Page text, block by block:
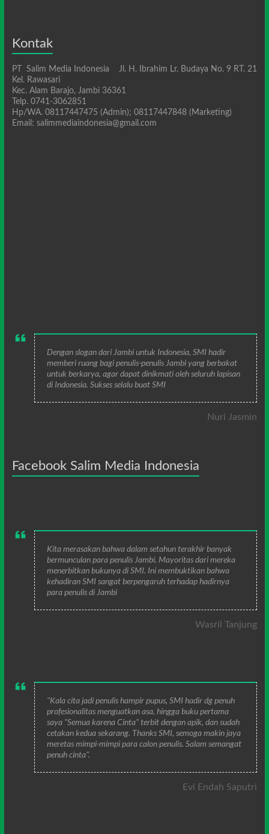
Kontak
PT Salim Media Indonesia Jl. H. Ibrahim Lr. Budaya No. 9 RT. 21
Kel. Rawasari
Kec. Alam Barajo, Jambi 36361
Telp. 0741-3062851
Hp/WA. 08117447475 (Admin); 08117447848 (Marketing)
Email: salimmediaindonesia@gmail.com
Dengan slogan dari Jambi untuk Indonesia, SMI hadir
memberi ruang bagi penulis-penulis Jambi yang berbakat
untuk berkarya, agar dapat dinikmati oleh seluruh lapisan
di Indonesia. Sukses selalu buat SMI
Nuri Jasmin
Facebook Salim Media Indonesia
Kita merasakan bahwa dalam setahun terakhir banyak
bermunculan para penulis Jambi. Mayoritas dari mereka
menerbitkan bukunya di SMI. Ini membuktikan bahwa
kehadiran SMI sangat berpengaruh terhadap hadirnya
para penulis di Jambi
Wasril Tanjung
"Kala cita jadi penulis hampir pupus, SMI hadir dg penuh
profesionalitas menguatkan asa, hingga buku pertama
saya "Semua karena Cinta" terbit dengan apik, dan sudah
cetakan kedua sekarang. Thanks SMI, semoga makin jaya
meretas mimpi-mimpi para calon penulis. Salam semangat
penuh cinta".
Evi Endah Saputri